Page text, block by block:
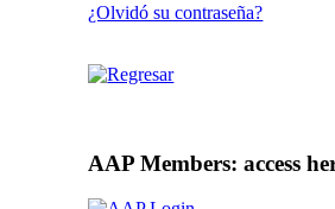
¿Olvidó su contraseña?
AAP Members: access